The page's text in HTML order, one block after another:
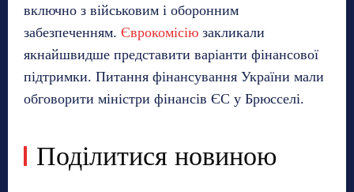
включно з військовим і оборонним
забезпеченням. Єврокомісію закликали
якнайшвидше представити варіанти фінансової
підтримки. Питання фінансування України мали
обговорити міністри фінансів ЄС у Брюсселі.
Поділитися новиною